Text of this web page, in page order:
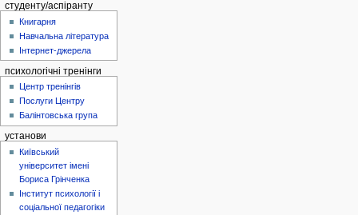
студенту/аспіранту
Книгарня
Навчальна література
Інтернет-джерела
психологічні тренінги
Центр тренінгів
Послуги Центру
Балінтовська група
установи
Київський
університет імені
Бориса Грінченка
Інститут психології і
соціальної педагогіки